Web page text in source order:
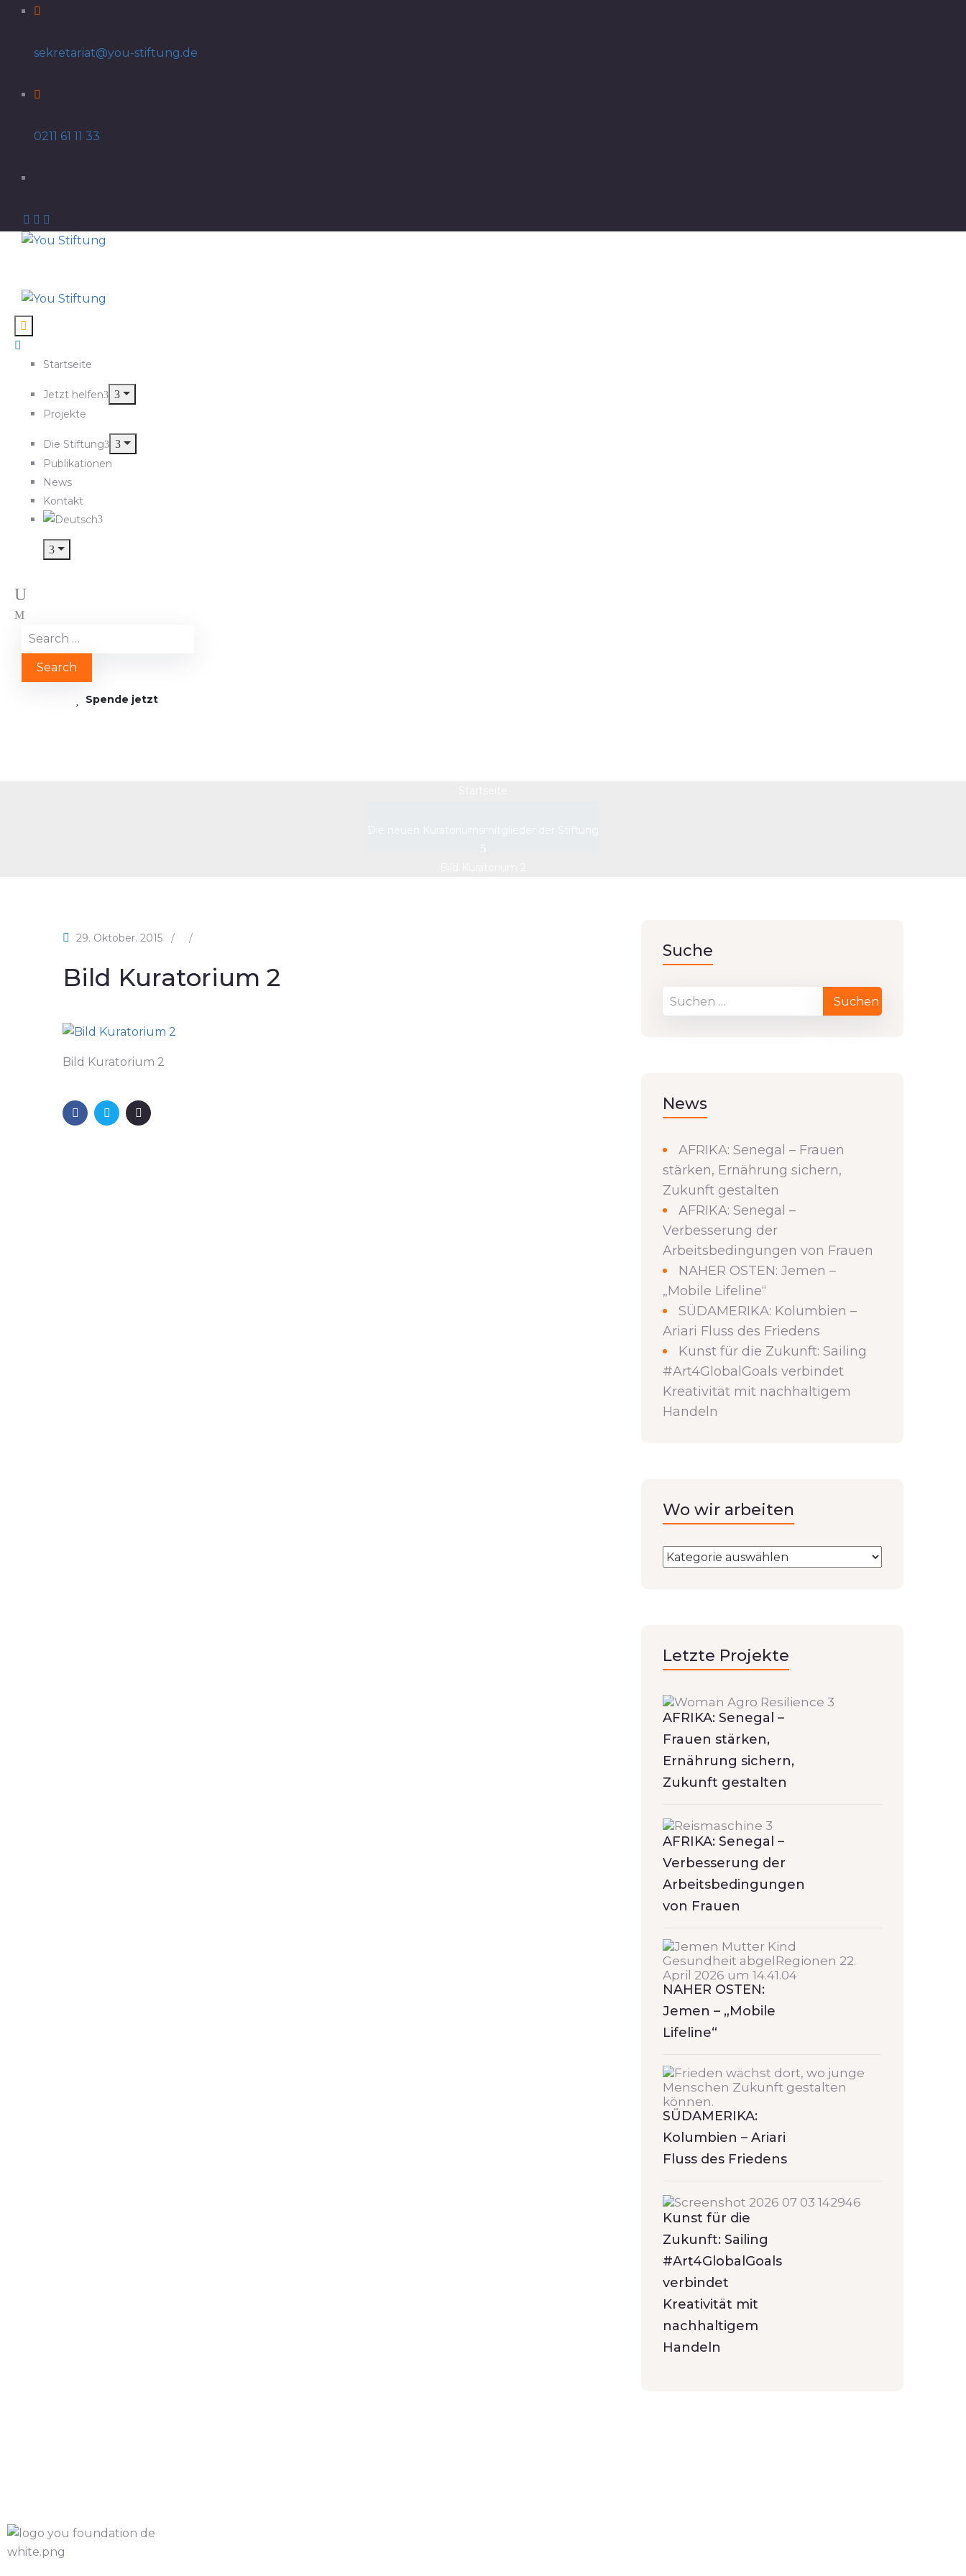
sekretariat@you-stiftung.de
0211 61 11 33
Startseite
Jetzt helfen
Projekte
Die Stiftung
Publikationen
News
Kontakt
Spende jetzt
29. Oktober. 2015 / /
Bild Kuratorium 2
Bild Kuratorium 2
Suche
News
AFRIKA: Senegal – Frauen
stärken, Ernährung sichern,
Zukunft gestalten
AFRIKA: Senegal –
Verbesserung der
Arbeitsbedingungen von Frauen
NAHER OSTEN: Jemen –
„Mobile Lifeline“
SÜDAMERIKA: Kolumbien –
Ariari Fluss des Friedens
Kunst für die Zukunft: Sailing
#Art4GlobalGoals verbindet
Kreativität mit nachhaltigem
Handeln
Wo wir arbeiten
Letzte Projekte
AFRIKA: Senegal –
Frauen stärken,
Ernährung sichern,
Zukunft gestalten
AFRIKA: Senegal –
Verbesserung der
Arbeitsbedingungen
von Frauen
NAHER OSTEN:
Jemen – „Mobile
Lifeline“
SÜDAMERIKA:
Kolumbien – Ariari
Fluss des Friedens
Kunst für die
Zukunft: Sailing
#Art4GlobalGoals
verbindet
Kreativität mit
nachhaltigem
Handeln